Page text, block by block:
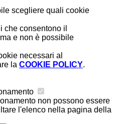
scegliere quali cookie
che consentono il
e non è possibile
necessari al
la COOKIE POLICY.
non possono essere
l'elenco nella pagina della